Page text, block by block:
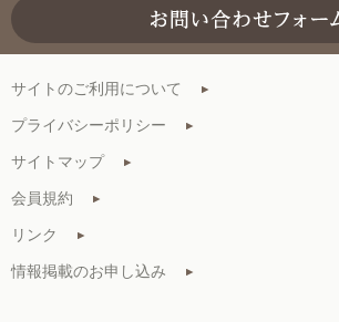
サイトのご利用について
プライバシーポリシー
サイトマップ
会員規約
リンク
情報掲載のお申し込み